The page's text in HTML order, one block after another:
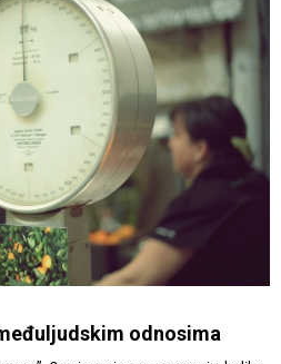
odnosima